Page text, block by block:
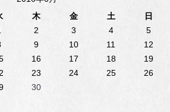
木 金 土
日
2 3 4
5
9 10 11
12
16 17 18
19
23 24 25
26
30